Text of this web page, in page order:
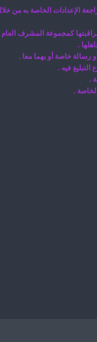
الإعدادات الخاصة به من